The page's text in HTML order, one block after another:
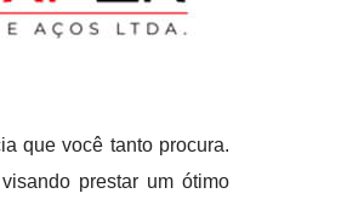
que você tanto procura.
prestar um ótimo